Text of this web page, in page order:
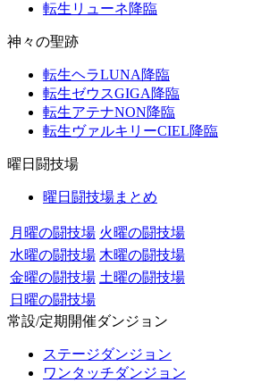
転生リューネ降臨
神々の聖跡
転生ヘラLUNA降臨
転生ゼウスGIGA降臨
転生アテナNON降臨
転生ヴァルキリーCIEL降臨
曜日闘技場
曜日闘技場まとめ
月曜の闘技場 火曜の闘技場
水曜の闘技場 木曜の闘技場
金曜の闘技場 土曜の闘技場
日曜の闘技場
常設/定期開催ダンジョン
ステージダンジョン
ワンタッチダンジョン